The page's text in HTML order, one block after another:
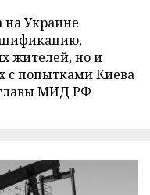
на Украине
жителей, но и
с попытками Киева
МИД РФ